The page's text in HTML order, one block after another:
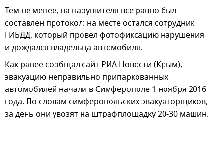
Тем не менее, на нарушителя все равно был
составлен протокол: на месте остался сотрудник
ГИБДД, который провел фотофиксацию нарушения
и дождался владельца автомобиля.
Как ранее сообщал сайт РИА Новости (Крым),
эвакуацию неправильно припаркованных
автомобилей начали в Симферополе 1 ноября 2016
года. По словам симферопольских эвакуаторщиков,
за день они увозят на штрафплощадку 20-30 машин.